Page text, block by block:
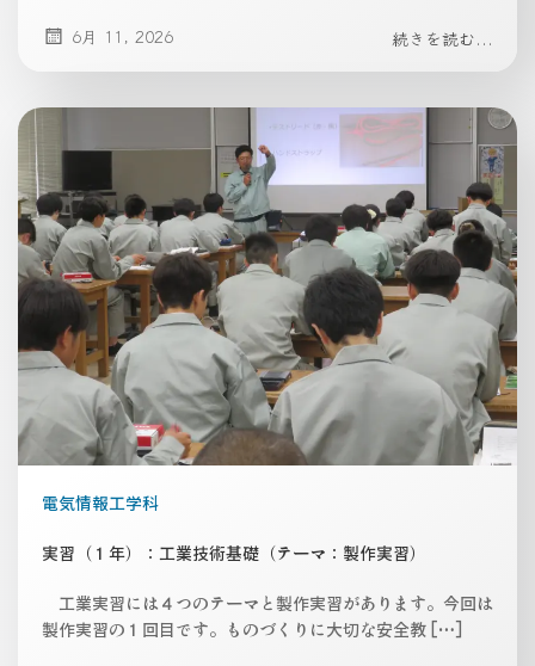
6月 11, 2026 続きを読む...
電気情報工学科
実習（１年）：工業技術基礎（テーマ：製作実習）
工業実習には４つのテーマと製作実習があります。今回は
製作実習の１回目です。ものづくりに大切な安全教 […]